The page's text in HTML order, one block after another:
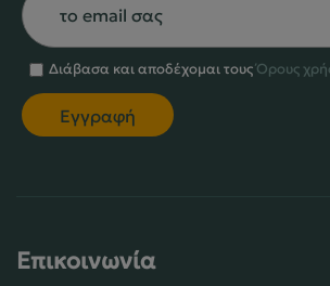
Διάβασα και αποδέχομαι τουςΌρους
Επικοινωνία